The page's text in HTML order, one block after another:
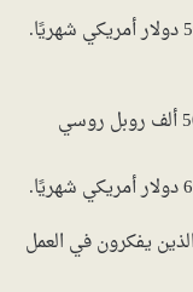
: يتراوح بين 30 ألف و 50 ألف روبل روسي
يفكرون في العمل